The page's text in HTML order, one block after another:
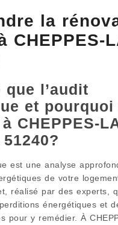
la
CHEPPES-
que l’audit
et
CHEPPES-
est une analyse
de votre
réalisé par des experts,
énergétiques et
pour y remédier. À